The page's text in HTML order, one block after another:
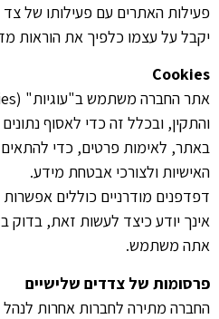
פעילות האתרים עם פעילותו של
יקבל על עצמו כלפיך את הוראות
Cookies
והתקין, ובכלל זה כדי לאסוף
באתר, לאימות פרטים, כדי
האישיות ולצורכי אבטחת מידע.
אינך יודע כיצד לעשות זאת, בדוק
אתה משתמש.
פרסומות של צדדים שלישיים
החברה מתירה לחברות אחרות